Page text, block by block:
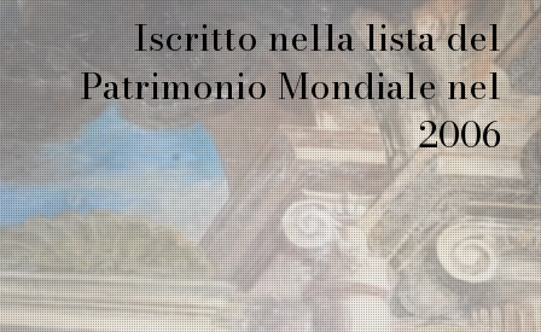
Iscritto nella lista del
Patrimonio Mondiale nel
2006